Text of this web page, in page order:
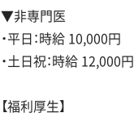
▼非専門医
・平日：時給 10,000円
・土日祝：時給 12,000円
【福利厚生】